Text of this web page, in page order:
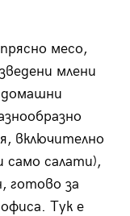
месо,
млени
включително
само салати),
готово за
Тук е